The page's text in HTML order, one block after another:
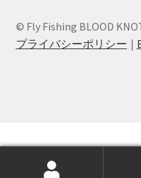
© Fly Fishing BLOOD
プライバシーポリシー